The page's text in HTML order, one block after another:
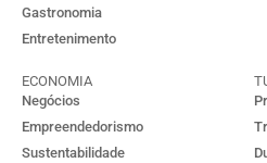
Gastronomia
Entretenimento
ECONOMIA
Negócios
Empreendedorismo
Sustentabilidade